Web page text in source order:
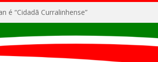
é “Cidadã Curralinhense”